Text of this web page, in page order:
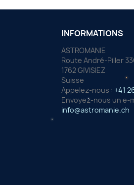
INFORMATIONS
ASTROMANIE
Route André-Piller
1762 GIVISIEZ
Suisse
Appelez-nous : +41
Envoyez-nous un e-
info@astromanie.ch